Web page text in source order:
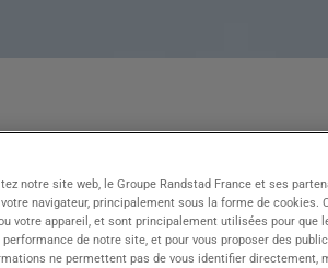
:
notre site web, le Groupe Randstad France et ses
navigateur, principalement sous la forme de cookies.
votre appareil, et sont principalement utilisées pour que
de notre site, et pour vous proposer des
ne permettent pas de vous identifier directement,